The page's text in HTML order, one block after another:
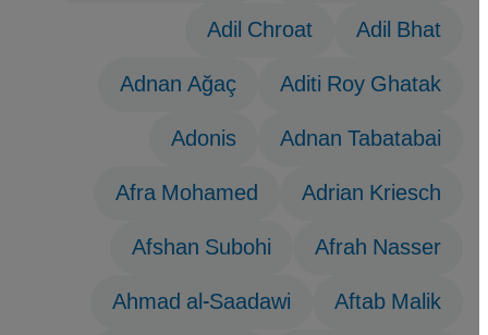
Adil Bhat
Adil Chroat
Aditi Roy Ghatak
Adnan Ağaç
Adnan Tabatabai
Adonis
Adrian Kriesch
Afra Mohamed
Afrah Nasser
Afshan Subohi
Aftab Malik
Ahmad al-Saadawi